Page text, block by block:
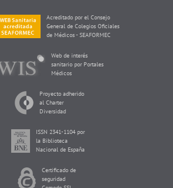
Acreditado por el Consejo
General de Colegios Oficiales
de Médicos - SEAFORMEC
Web de interés
sanitario por Portales
Médicos
Proyecto adherido
al Charter
Diversidad
ISSN 2341-1104 por
la Biblioteca
Nacional de España
Certificado de
seguridad